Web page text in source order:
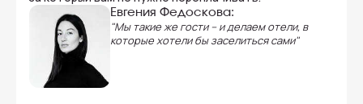
Евгения Федоскова:
"Мы такие же гости – и делаем отели, в
которые хотели бы заселиться сами"